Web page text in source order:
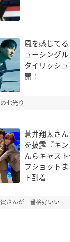
風を感じて
ューシング
タイリッシ
開！
七光り
蒼井翔太さ
を披露『キ
んらキャス
フショット
ト到着
さんが一番格好いい